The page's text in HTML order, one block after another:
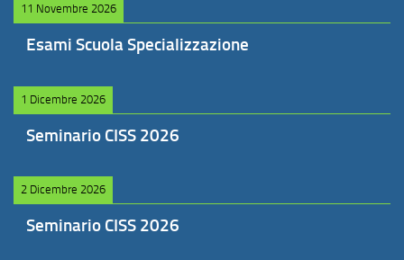
11 Novembre 2026
Esami Scuola Specializzazione
1 Dicembre 2026
Seminario CISS 2026
2 Dicembre 2026
Seminario CISS 2026